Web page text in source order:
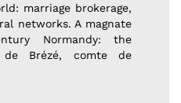
marriage brokerage,
networks. A magnate
Normandy: the
Brézé, comte de